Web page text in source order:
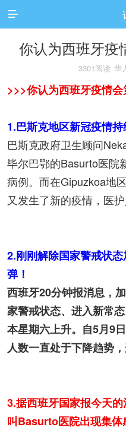

你认为西班牙疫
3301阅读 华
>>>你认为西班牙疫情会
1.巴斯克地区新冠疫情持
巴斯克政府卫生顾问
毕尔巴鄂的Basurto医院
病例。而在Gipuzkoa地
又发生了新的疫情，医
2.刚刚解除国家警戒状
弹！
西班牙20分钟报消息，
家警戒状态、进入新常
本星期六上升。自5月9
人数一直处于下降趋势
3.据西班牙国家报今天
叫Basurto医院出现集